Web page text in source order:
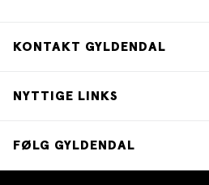
KONTAKT GYLDENDAL
NYTTIGE LINKS
FØLG GYLDENDAL